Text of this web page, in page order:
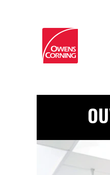
FABRICATION
ET